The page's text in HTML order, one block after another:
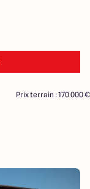
Prix terrain : 170 000 €